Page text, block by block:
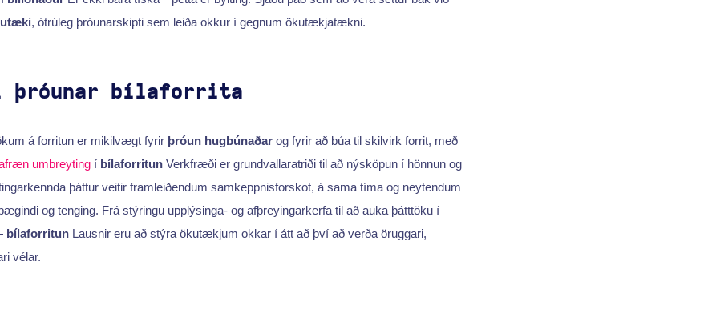
, ótrúleg þróunarskipti sem leiða okkur í gegnum ökutækjatækni.
þróunar bílaforrita
á forritun er mikilvægt fyrir þróun hugbúnaðarog fyrir að búa til skilvirk forrit, með
umbreytingí bílaforritunVerkfræði er grundvallaratriði til að nýsköpun í hönnun og
þáttur veitir framleiðendum samkeppnisforskot, á sama tíma og neytendum
og tenging. Frá stýringu upplýsinga- og afþreyingarkerfa til að auka þátttöku í
bílaforritunLausnir eru að stýra ökutækjum okkar í átt að því að verða öruggari,
vélar.